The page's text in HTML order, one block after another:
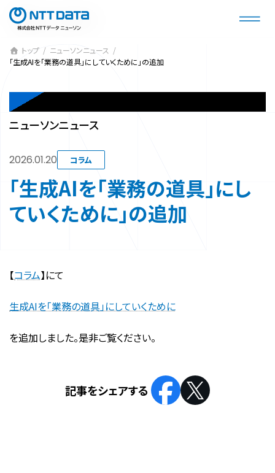
トップ
ニューソンニュース
「生成AIを「業務の道具」にしていくために」の追加
NEWSON NEWS
ニューソンニュース
2026.01.20 コラム
「生成AIを「業務の道具」にし
ていくために」の追加
【コラム】にて
生成AIを「業務の道具」にしていくために
を追加しました。是非ご覧ください。